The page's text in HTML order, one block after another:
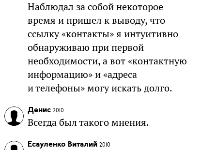
Наблюдал за собой некоторое
время и пришел к выводу, что
ссылку «контакты» я интуитивно
обнаруживаю при первой
необходимости, а вот «контактную
информацию» и «адреса
и телефоны» могу искать долго.
Денис 2010
Всегда был такого мнения.
Есауленко Виталий 2010